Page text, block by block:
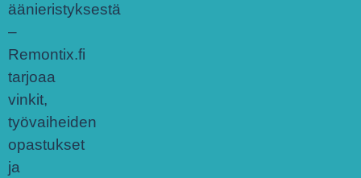
äänieristyksestä
–
Remontix.fi
tarjoaa
vinkit,
työvaiheiden
opastukset
ja